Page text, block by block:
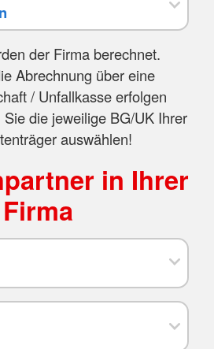
der Firma berechnet.
Abrechnung über eine
/ Unfallkasse erfolgen
die jeweilige BG/UK Ihrer
auswählen!
in Ihrer
Firma